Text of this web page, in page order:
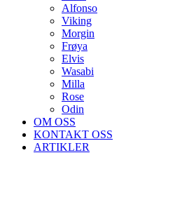
Alfonso
Viking
Morgin
Frøya
Elvis
Wasabi
Milla
Rose
Odin
OM OSS
KONTAKT OSS
ARTIKLER